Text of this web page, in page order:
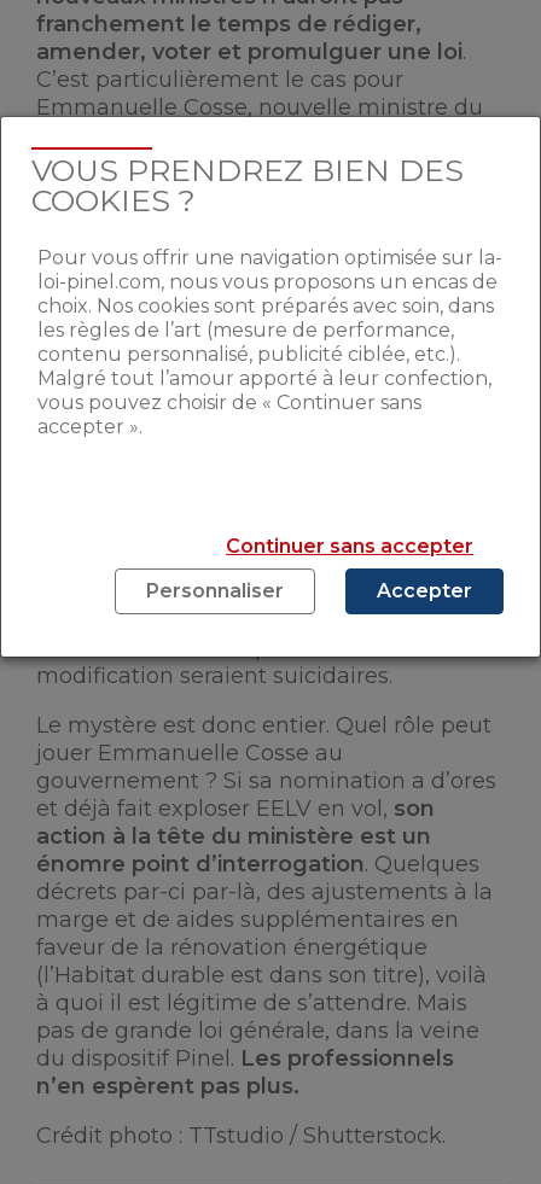
franchement le temps de rédiger,
amender, voter et promulguer une loi.
C’est particulièrement le cas pour
Emmanuelle Cosse, nouvelle ministre du
Écologie les Verts (EELV).
TOUCHE PAS À LA LOI PINEL
Sous cet intertitre un peu trivial se
dissimule une réalité partagée par
quasiment l’ensemble des professionnels
du secteur immobilier.S’il y a une loi à
laquelle il est urgent de ne pas toucher,
Efficace, souple, simple, elle a rassuré les
investisseurs et les a ramené sur le
marché. Conséquence, les ventes de
logement ancien augmentent et les mises
modification seraient suicidaires.
Le mystère est donc entier. Quel rôle peut
jouer Emmanuelle Cosse au
gouvernement ? Si sa nomination a d’ores
et déjà fait exploser EELV en vol, son
action à la tête du ministère est un
énomre point d’interrogation. Quelques
décrets par-ci par-là, des ajustements à la
marge et de aides supplémentaires en
faveur de la rénovation énergétique
(l’Habitat durable est dans son titre), voilà
à quoi il est légitime de s’attendre. Mais
pas de grande loi générale, dans la veine
du dispositif Pinel. Les professionnels
n’en espèrent pas plus.
Crédit photo : TTstudio / Shutterstock.
VOUS PRENDREZ BIEN DES
COOKIES ?
Pour vous offrir une navigation optimisée sur la-
loi-pinel.com, nous vous proposons un encas de
choix. Nos cookies sont préparés avec soin, dans
les règles de l’art (mesure de performance,
contenu personnalisé, publicité ciblée, etc.).
Malgré tout l’amour apporté à leur confection,
vous pouvez choisir de « Continuer sans
accepter ».
Continuer sans accepter
Personnaliser
Accepter